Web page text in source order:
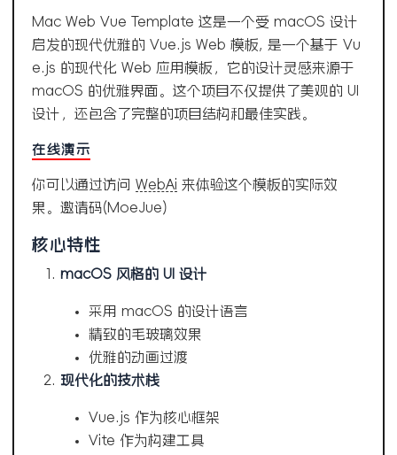
Mac Web Vue Template 这是一个受 macOS 设计
启发的现代优雅的 Vue.js Web 模板, 是一个基于 Vu
e.js 的现代化 Web 应用模板，它的设计灵感来源于
macOS 的优雅界面。这个项目不仅提供了美观的 UI
设计，还包含了完整的项目结构和最佳实践。
在线演示
你可以通过访问 WebAi 来体验这个模板的实际效
果。邀请码(MoeJue)
核心特性
macOS 风格的 UI 设计
采用 macOS 的设计语言
精致的毛玻璃效果
优雅的动画过渡
现代化的技术栈
Vue.js 作为核心框架
Vite 作为构建工具